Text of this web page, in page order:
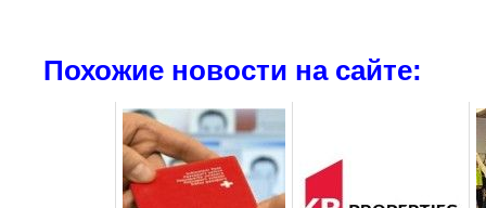
Похожие новости на сайте: